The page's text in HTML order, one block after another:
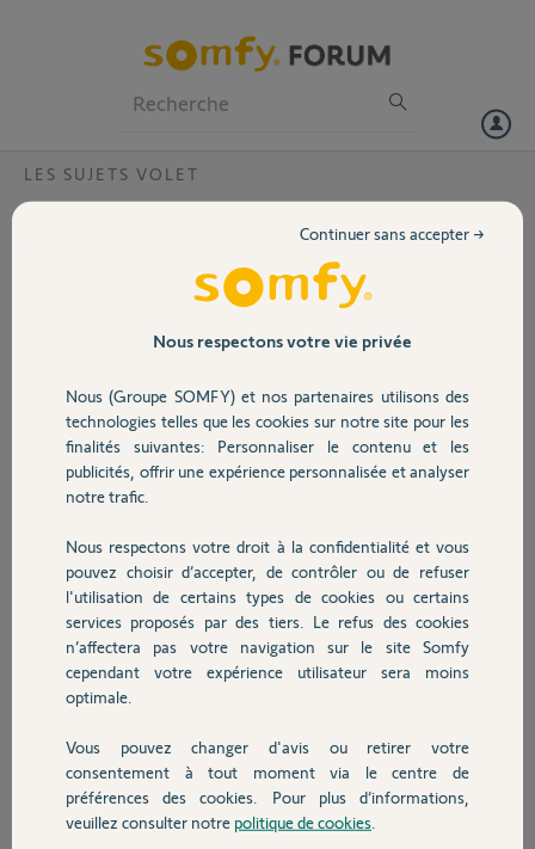
Volet
Sécurité
Domotique
Chauffage
Autres produits
Devis avec un pro
Contact
LES SUJETS VOLET
Remplacement Récepteur CENTRALIS RTS
Bonjour,
Pour des stores
américains motorisés, je
des 5 récepteurs
1810093A00, idéalement
sans changer la
télécommande 5004805.
Merci,
Spa B.
il y a plus de 2 ans
Participer au fil de discussion
Nous respectons votre vie privée
Nous (Groupe SOMFY) et nos partenaires utilisons des
technologies telles que les cookies sur notre site pour les
finalités suivantes: Personnaliser le contenu et les
publicités, offrir une expérience personnalisée et analyser
notre trafic.
Nous respectons votre droit à la confidentialité et vous
pouvez choisir d’accepter, de contrôler ou de refuser
l'utilisation de certains types de cookies ou certains
services proposés par des tiers. Le refus des cookies
n’affectera pas votre navigation sur le site Somfy
cependant votre expérience utilisateur sera moins
optimale.
Vous pouvez changer d'avis ou retirer votre
consentement à tout moment via le centre de
préférences des cookies. Pour plus d’informations,
veuillez consulter notre politique de cookies
Continuer sans accepter →